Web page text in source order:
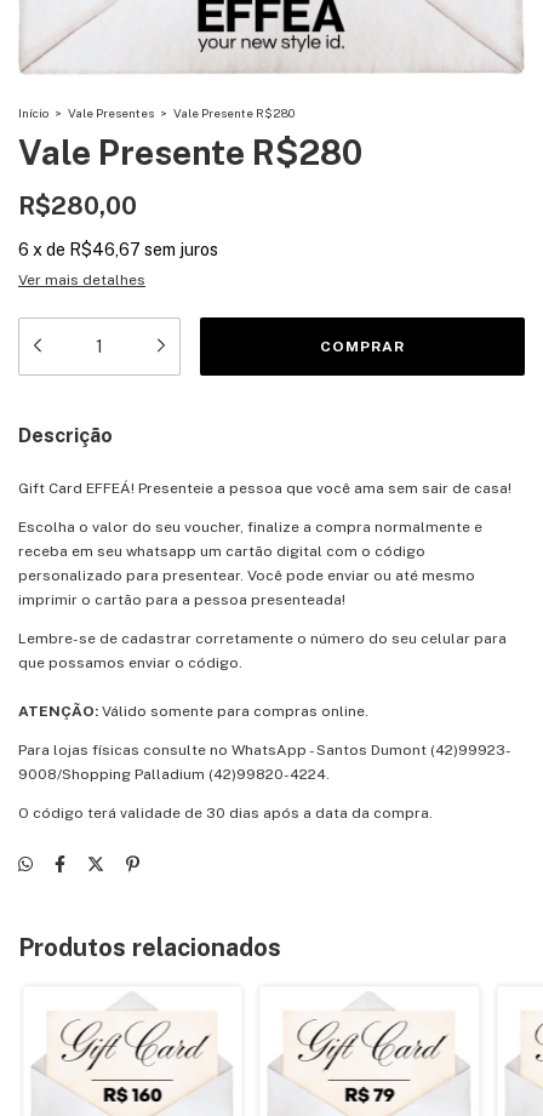
Início > Vale Presentes > Vale Presente R$280
Vale Presente R$280
R$280,00
6 x de R$46,67 sem juros
Ver mais detalhes
Descrição
Gift Card EFFEÁ! Presenteie a pessoa que você ama sem sair de casa!
Escolha o valor do seu voucher, finalize a compra normalmente e
receba em seu whatsapp um cartão digital com o código
personalizado para presentear. Você pode enviar ou até mesmo
imprimir o cartão para a pessoa presenteada!
Lembre-se de cadastrar corretamente o número do seu celular para
que possamos enviar o código.
ATENÇÃO: Válido somente para compras online.
Para lojas físicas consulte no WhatsApp - Santos Dumont (42)99923-
9008/Shopping Palladium (42)99820-4224.
O código terá validade de 30 dias após a data da compra.
Produtos relacionados